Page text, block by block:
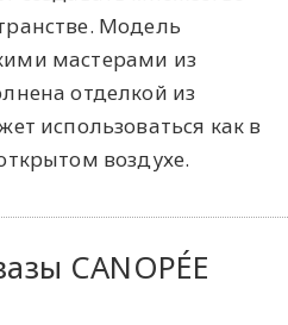
Модель
мастерами из
отделкой из
использоваться как в
воздухе.
CANOPÉE